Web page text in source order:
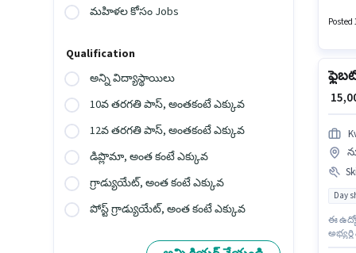
మహిళల కోసం Jobs
Qualification
అన్ని విద్యాస్థాయిలు
10వ తరగతి పాస్, అంతకంటే ఎక్కువ
12వ తరగతి పాస్, అంతకంటే ఎక్కువ
డిప్లొమా, అంత కంటే ఎక్కువ
గ్రాడ్యుయేట్, అంత కంటే ఎక్కువ
పోస్ట్ గ్రాడ్యుయేట్, అంత కంటే ఎక్కువ
Fixed
Posted
₹
Day
ఈ